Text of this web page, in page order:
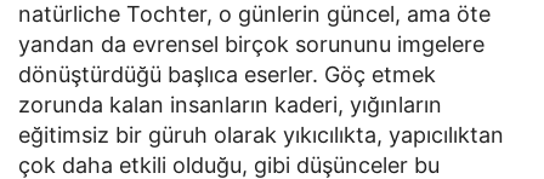
natürliche Tochter, o günlerin güncel, ama öte
yandan da evrensel birçok sorununu imgelere
dönüştürdüğü başlıca eserler. Göç etmek
zorunda kalan insanların kaderi, yığınların
eğitimsiz bir güruh olarak yıkıcılıkta, yapıcılıktan
çok daha etkili olduğu, gibi düşünceler bu